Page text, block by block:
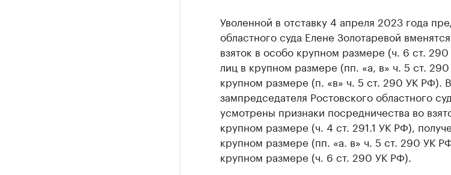
Уволенной в отставку 4 апреля 2023 года
областного суда Елене Золотаревой
взяток в особо крупном размере (ч. 6 ст.
лиц в крупном размере (пп. «а, в» ч. 5 ст.
крупном размере (п. «в» ч. 5 ст. 290 УК РФ).
зампредседателя Ростовского областного
усмотрены признаки посредничества во
крупном размере (ч. 4 ст. 291.1 УК РФ),
крупном размере (пп. «а. в» ч. 5 ст. 290 УК
крупном размере (ч. 6 ст. 290 УК РФ).